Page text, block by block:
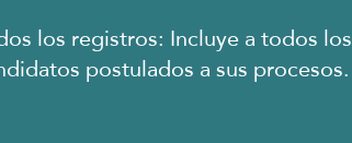
los registros: Incluye a todos los
postulados a sus procesos.